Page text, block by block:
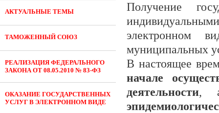
АКТУАЛЬНЫЕ ТЕМЫ
ТАМОЖЕННЫЙ СОЮЗ
РЕАЛИЗАЦИЯ ФЕДЕРАЛЬНОГО
ЗАКОНА ОТ 08.05.2010 № 83-ФЗ
ОКАЗАНИЕ ГОСУДАРСТВЕННЫХ
УСЛУГ В ЭЛЕКТРОННОМ ВИДЕ
Получение
электронном
муниципальных
В настоящее
начале
деятельности,